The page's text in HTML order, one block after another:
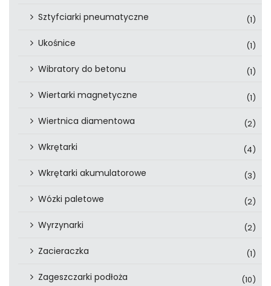
Sztyfciarki pneumatyczne (1)
Ukośnice (1)
Wibratory do betonu (1)
Wiertarki magnetyczne (1)
Wiertnica diamentowa (2)
Wkrętarki (4)
Wkrętarki akumulatorowe (3)
Wózki paletowe (2)
Wyrzynarki (2)
Zacieraczka (1)
Zageszczarki podłoża (10)